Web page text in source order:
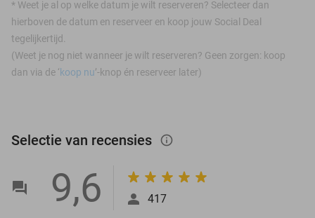
* Weet je al op welke datum je wilt reserveren? Selecteer dan
hierboven de datum en reserveer en koop jouw Social Deal
tegelijkertijd.
(Weet je nog niet wanneer je wilt reserveren? Geen zorgen: koop
dan via de ‘koop nu’-knop én reserveer later)
Selectie van recensies info_outlined
9,6 417